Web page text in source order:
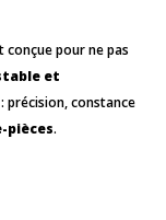
conçue pour ne pas
et
précision, constance
pièces.